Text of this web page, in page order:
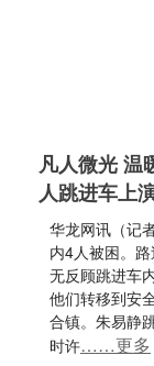
凡人微光 温
人跳进车上
华龙网讯（记
内4人被困。
无反顾跳进车
他们转移到安
合镇。朱易静
时许……更多